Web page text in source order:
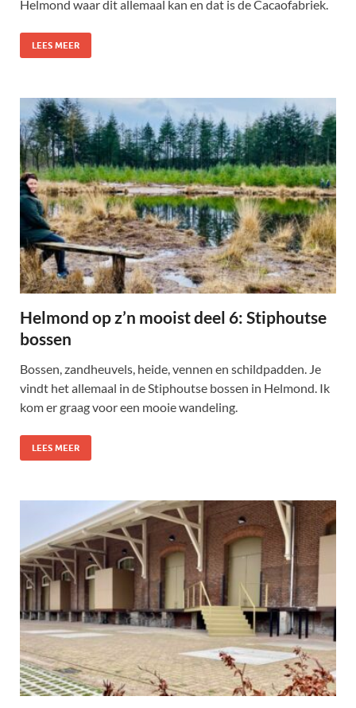
Helmond waar dit allemaal kan en dat is de Cacaofabriek.
LEES MEER
Helmond op z’n mooist deel 6: Stiphoutse
bossen
Bossen, zandheuvels, heide, vennen en schildpadden. Je
vindt het allemaal in de Stiphoutse bossen in Helmond. Ik
kom er graag voor een mooie wandeling.
LEES MEER